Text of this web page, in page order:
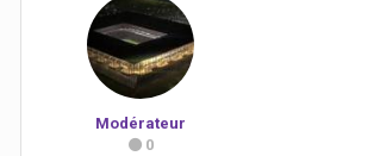
Modérateur
0